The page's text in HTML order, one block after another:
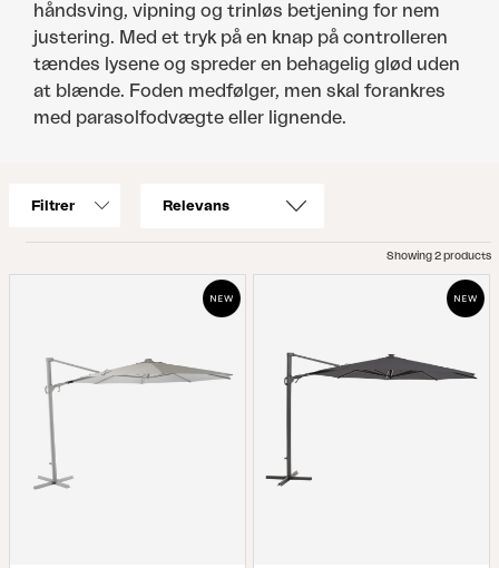
håndsving, vipning og trinløs betjening for nem
justering. Med et tryk på en knap på controlleren
tændes lysene og spreder en behagelig glød uden
at blænde. Foden medfølger, men skal forankres
med parasolfodvægte eller lignende.
Filtrer
Showing 2 products